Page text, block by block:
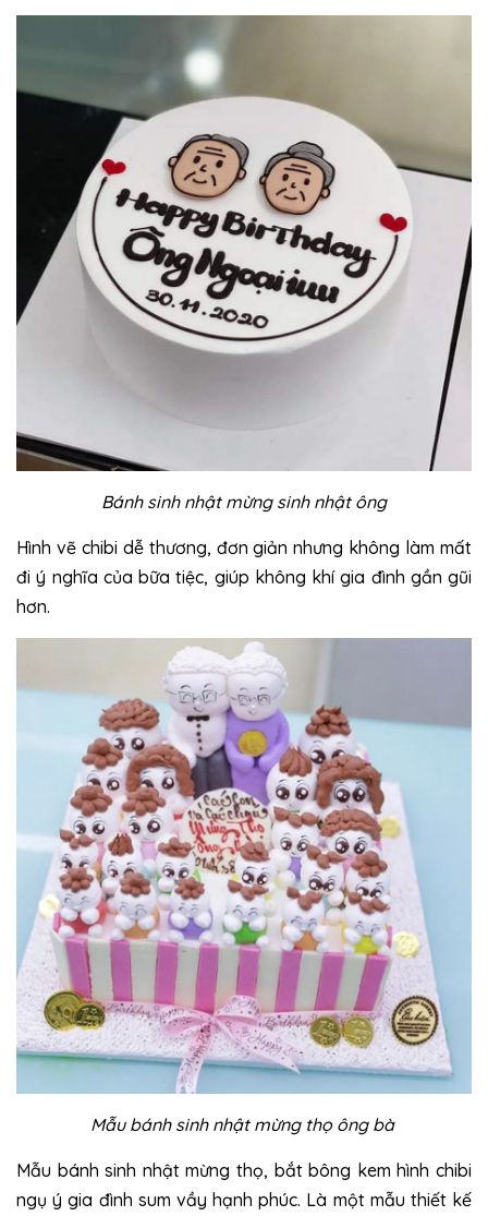
Bánh sinh nhật mừng sinh nhật ông
Hình vẽ chibi dễ thương, đơn giản nhưng không làm mất
đi ý nghĩa của bữa tiệc, giúp không khí gia đình gần gũi
hơn.
Mẫu bánh sinh nhật mừng thọ ông bà
Mẫu bánh sinh nhật mừng thọ, bắt bông kem hình chibi
ngụ ý gia đình sum vầy hạnh phúc. Là một mẫu thiết kế